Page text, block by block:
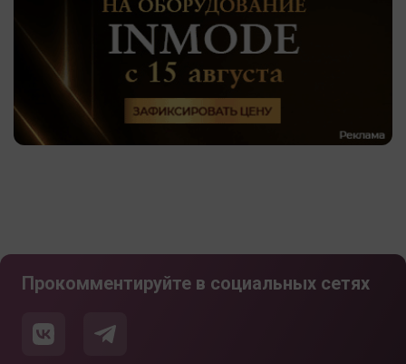
Прокомментируйте в социальных сетях